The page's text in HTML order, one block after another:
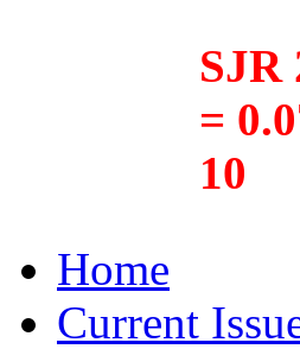
SJR
=
10
Home
Current